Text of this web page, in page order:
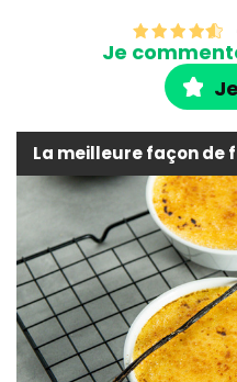
Je
La meilleure façon de